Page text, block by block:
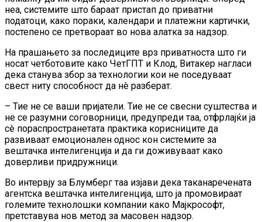
неа, системите што бараат пристап до приватни
податоци, како пораки, календари и платежни картички,
постепено се претвораат во нова алатка за надзор.
На прашањето за последиците врз приватноста што ги
носат четботовите како ЧетГПТ и Клод, Витакер нагласи
дека станува збор за технологии кои не поседуваат
свест ниту способност да нè разберат.
– Тие не се ваши пријатели. Тие не се свесни суштества и
не се разумни соговорници, предупреди таа, отфрлајќи ја
сè пораспространетата практика корисниците да
развиваат емоционален однос кон системите за
вештачка интелигенција и да ги доживуваат како
доверливи придружници.
Во интервју за Блумберг таа изјави дека таканаречената
агентска вештачка интелигенција, што ја промовираат
големите технолошки компании како Мајкрософт,
претставува нов метод за масовен надзор.